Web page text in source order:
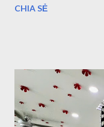
lưu ý rằng đây là
sàn phòng khách
đẹp TPHCM thảm trải
decor phòng ngủ
CHIA SẺ